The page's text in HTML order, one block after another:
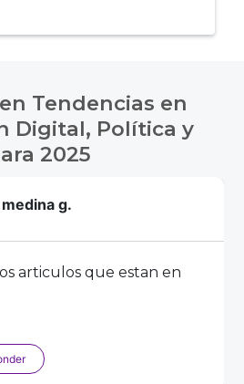
Tendencias en
Digital, Política y
2025
g.
articulos que estan en